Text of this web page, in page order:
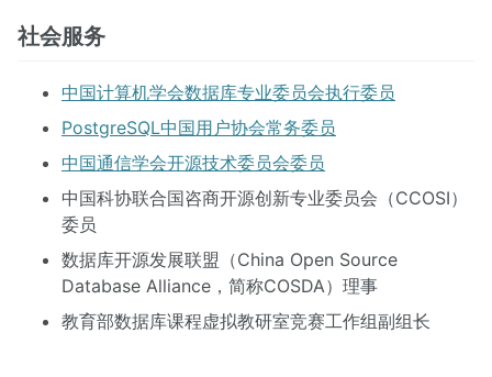
社会服务
中国计算机学会数据库专业委员会执行委员
PostgreSQL中国用户协会常务委员
中国通信学会开源技术委员会委员
中国科协联合国咨商开源创新专业委员会（CCOSI）
委员
数据库开源发展联盟（China Open Source
Database Alliance，简称COSDA）理事
教育部数据库课程虚拟教研室竞赛工作组副组长